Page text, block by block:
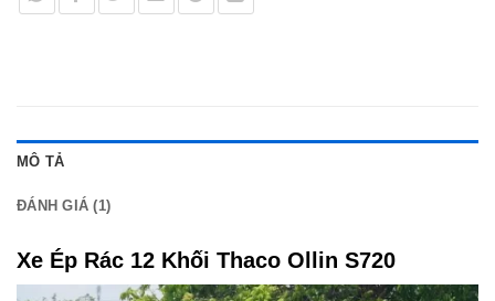
MÔ TẢ
ĐÁNH GIÁ (1)
Xe Ép Rác 12 Khối Thaco Ollin S720